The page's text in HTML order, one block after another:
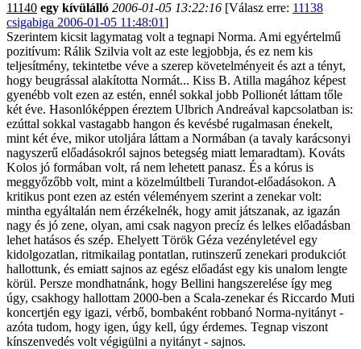
11140 egy kívülálló 2006-01-05 13:22:16 [Válasz erre: 11138
csigabiga 2006-01-05 11:48:01]
Szerintem kicsit lagymatag volt a tegnapi Norma. Ami egyértelmű
pozitívum: Rálik Szilvia volt az este legjobbja, és ez nem kis
teljesítmény, tekintetbe véve a szerep követelményeit és azt a tényt,
hogy beugrással alakította Normát... Kiss B. Atilla magához képest
gyenébb volt ezen az estén, ennél sokkal jobb Pollionét láttam tőle
két éve. Hasonlóképpen éreztem Ulbrich Andreával kapcsolatban is:
ezúttal sokkal vastagabb hangon és kevésbé rugalmasan énekelt,
mint két éve, mikor utoljára láttam a Normában (a tavaly karácsonyi
nagyszerű előadásokról sajnos betegség miatt lemaradtam). Kováts
Kolos jó formában volt, rá nem lehetett panasz. És a kórus is
meggyőzőbb volt, mint a közelmúltbeli Turandot-előadásokon. A
kritikus pont ezen az estén véleményem szerint a zenekar volt:
mintha egyáltalán nem érzékelnék, hogy amit játszanak, az igazán
nagy és jó zene, olyan, ami csak nagyon precíz és lelkes előadásban
lehet hatásos és szép. Ehelyett Török Géza vezényletével egy
kidolgozatlan, ritmikailag pontatlan, rutinszerű zenekari produkciót
hallottunk, és emiatt sajnos az egész előadást egy kis unalom lengte
körül. Persze mondhatnánk, hogy Bellini hangszerelése így meg
úgy, csakhogy hallottam 2000-ben a Scala-zenekar és Riccardo Muti
koncertjén egy igazi, vérbő, bombaként robbanó Norma-nyitányt -
azóta tudom, hogy igen, úgy kell, úgy érdemes. Tegnap viszont
kínszenvedés volt végigülni a nyitányt - sajnos.